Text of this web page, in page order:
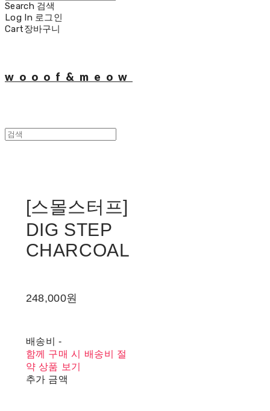
Search 검색
Log In 로그인
Cart장바구니
wooof&meow
[스몰스터프]
DIG STEP
CHARCOAL
248,000원
배송비-
함께 구매 시 배송비 절
약 상품 보기
추가 금액